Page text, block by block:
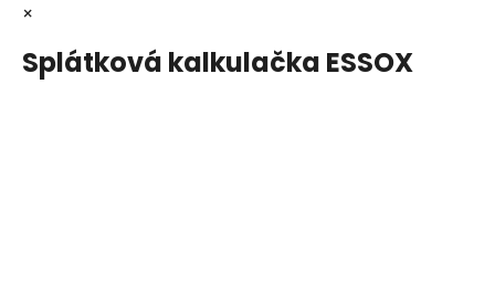
×
Splátková kalkulačka ESSOX